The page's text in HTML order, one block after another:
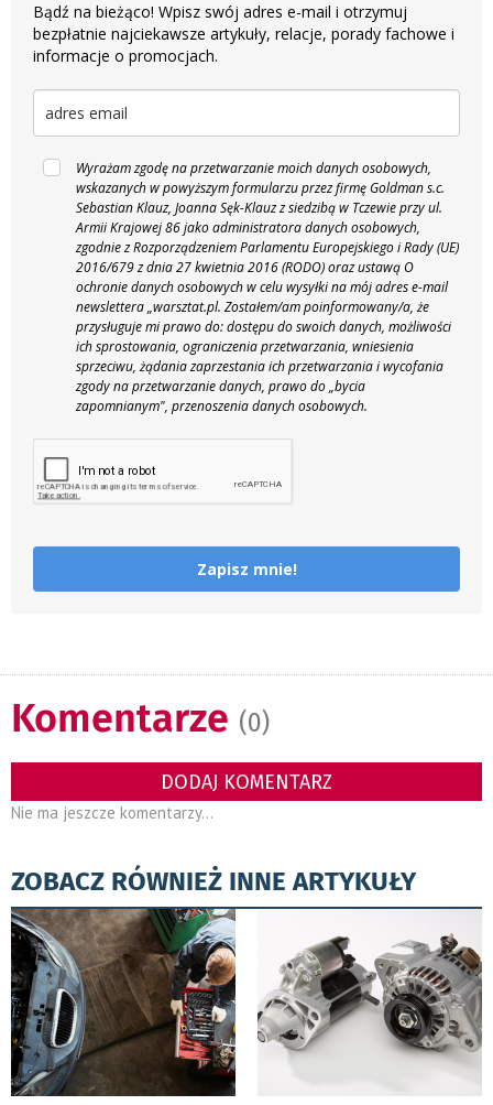
Bądź na bieżąco! Wpisz swój adres e-mail i otrzymuj
bezpłatnie najciekawsze artykuły, relacje, porady fachowe i
informacje o promocjach.
Wyrażam zgodę na przetwarzanie moich danych osobowych,
wskazanych w powyższym formularzu przez firmę Goldman s.c.
Sebastian Klauz, Joanna Sęk-Klauz z siedzibą w Tczewie przy ul.
Armii Krajowej 86 jako administratora danych osobowych,
zgodnie z Rozporządzeniem Parlamentu Europejskiego i Rady (UE)
2016/679 z dnia 27 kwietnia 2016 (RODO) oraz ustawą O
ochronie danych osobowych w celu wysyłki na mój adres e-mail
newslettera „warsztat.pl. Zostałem/am poinformowany/a, że
przysługuje mi prawo do: dostępu do swoich danych, możliwości
ich sprostowania, ograniczenia przetwarzania, wniesienia
sprzeciwu, żądania zaprzestania ich przetwarzania i wycofania
zgody na przetwarzanie danych, prawo do „bycia
zapomnianym", przenoszenia danych osobowych.
Zapisz mnie!
Komentarze (0)
DODAJ KOMENTARZ
Nie ma jeszcze komentarzy...
ZOBACZ RÓWNIEŻ INNE ARTYKUŁY